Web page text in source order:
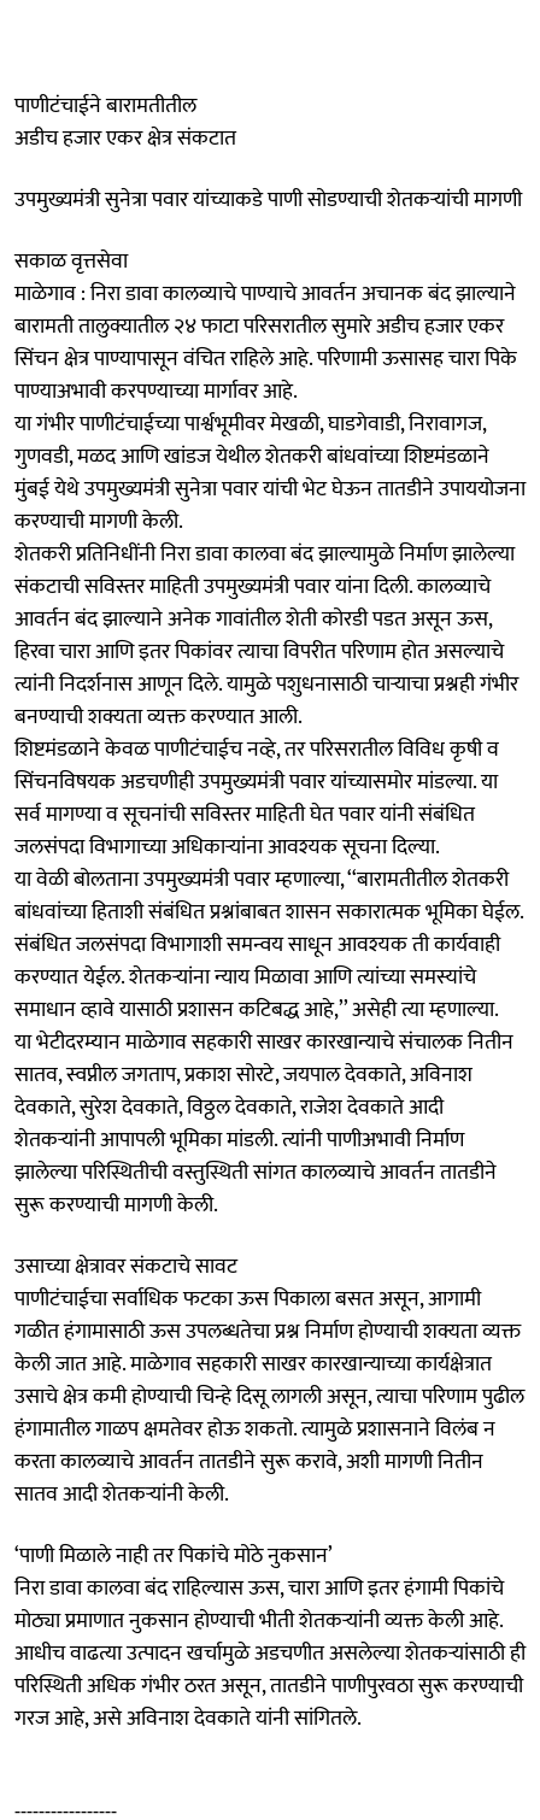
पाणीटंचाईने बारामतीतील
अडीच हजार एकर क्षेत्र संकटात
उपमुख्यमंत्री सुनेत्रा पवार यांच्याकडे पाणी सोडण्याची शेतकऱ्यांची मागणी
सकाळ वृत्तसेवा
माळेगाव : निरा डावा कालव्याचे पाण्याचे आवर्तन अचानक बंद झाल्याने
बारामती तालुक्यातील २४ फाटा परिसरातील सुमारे अडीच हजार एकर
सिंचन क्षेत्र पाण्यापासून वंचित राहिले आहे. परिणामी ऊसासह चारा पिके
पाण्याअभावी करपण्याच्या मार्गावर आहे.
या गंभीर पाणीटंचाईच्या पार्श्वभूमीवर मेखळी, घाडगेवाडी, निरावागज,
गुणवडी, मळद आणि खांडज येथील शेतकरी बांधवांच्या शिष्टमंडळाने
मुंबई येथे उपमुख्यमंत्री सुनेत्रा पवार यांची भेट घेऊन तातडीने उपाययोजना
करण्याची मागणी केली.
शेतकरी प्रतिनिधींनी निरा डावा कालवा बंद झाल्यामुळे निर्माण झालेल्या
संकटाची सविस्तर माहिती उपमुख्यमंत्री पवार यांना दिली. कालव्याचे
आवर्तन बंद झाल्याने अनेक गावांतील शेती कोरडी पडत असून ऊस,
हिरवा चारा आणि इतर पिकांवर त्याचा विपरीत परिणाम होत असल्याचे
त्यांनी निदर्शनास आणून दिले. यामुळे पशुधनासाठी चाऱ्याचा प्रश्नही गंभीर
बनण्याची शक्यता व्यक्त करण्यात आली.
शिष्टमंडळाने केवळ पाणीटंचाईच नव्हे, तर परिसरातील विविध कृषी व
सिंचनविषयक अडचणीही उपमुख्यमंत्री पवार यांच्यासमोर मांडल्या. या
सर्व मागण्या व सूचनांची सविस्तर माहिती घेत पवार यांनी संबंधित
जलसंपदा विभागाच्या अधिकाऱ्यांना आवश्यक सूचना दिल्या.
या वेळी बोलताना उपमुख्यमंत्री पवार म्हणाल्या, ‘‘बारामतीतील शेतकरी
बांधवांच्या हिताशी संबंधित प्रश्नांबाबत शासन सकारात्मक भूमिका घेईल.
संबंधित जलसंपदा विभागाशी समन्वय साधून आवश्यक ती कार्यवाही
करण्यात येईल. शेतकऱ्यांना न्याय मिळावा आणि त्यांच्या समस्यांचे
समाधान व्हावे यासाठी प्रशासन कटिबद्ध आहे,’’ असेही त्या म्हणाल्या.
या भेटीदरम्यान माळेगाव सहकारी साखर कारखान्याचे संचालक नितीन
सातव, स्वप्नील जगताप, प्रकाश सोरटे, जयपाल देवकाते, अविनाश
देवकाते, सुरेश देवकाते, विठ्ठल देवकाते, राजेश देवकाते आदी
शेतकऱ्यांनी आपापली भूमिका मांडली. त्यांनी पाणीअभावी निर्माण
झालेल्या परिस्थितीची वस्तुस्थिती सांगत कालव्याचे आवर्तन तातडीने
सुरू करण्याची मागणी केली.
उसाच्या क्षेत्रावर संकटाचे सावट
पाणीटंचाईचा सर्वाधिक फटका ऊस पिकाला बसत असून, आगामी
गळीत हंगामासाठी ऊस उपलब्धतेचा प्रश्न निर्माण होण्याची शक्यता व्यक्त
केली जात आहे. माळेगाव सहकारी साखर कारखान्याच्या कार्यक्षेत्रात
उसाचे क्षेत्र कमी होण्याची चिन्हे दिसू लागली असून, त्याचा परिणाम पुढील
हंगामातील गाळप क्षमतेवर होऊ शकतो. त्यामुळे प्रशासनाने विलंब न
करता कालव्याचे आवर्तन तातडीने सुरू करावे, अशी मागणी नितीन
सातव आदी शेतकऱ्यांनी केली.
‘पाणी मिळाले नाही तर पिकांचे मोठे नुकसान’
निरा डावा कालवा बंद राहिल्यास ऊस, चारा आणि इतर हंगामी पिकांचे
मोठ्या प्रमाणात नुकसान होण्याची भीती शेतकऱ्यांनी व्यक्त केली आहे.
आधीच वाढत्या उत्पादन खर्चामुळे अडचणीत असलेल्या शेतकऱ्यांसाठी ही
परिस्थिती अधिक गंभीर ठरत असून, तातडीने पाणीपुरवठा सुरू करण्याची
गरज आहे, असे अविनाश देवकाते यांनी सांगितले.
-----------------